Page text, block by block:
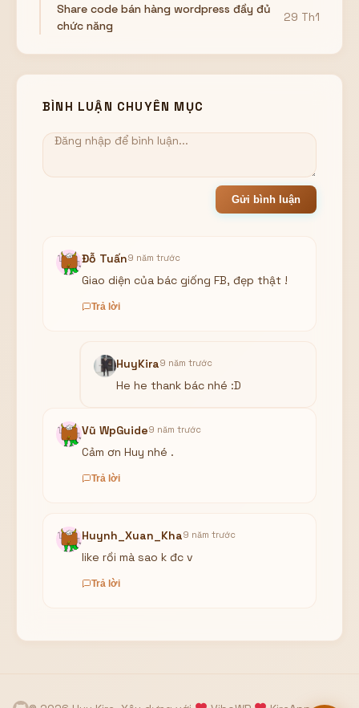
Share code bán hàng wordpress đầy đủ
chức năng
29 Th1
BÌNH LUẬN CHUYÊN MỤC
Gửi bình luận
Đỗ Tuấn9 năm trước
Giao diện của bác giống FB, đẹp thật !
Trả lời
HuyKira9 năm trước
He he thank bác nhé :D
Vũ WpGuide9 năm trước
Cảm ơn Huy nhé .
Trả lời
Huynh_Xuan_Kha9 năm trước
like rồi mà sao k đc v
Trả lời